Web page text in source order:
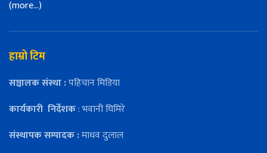
(more…)
हाम्रो टिम
सञ्चालक संस्था :पहिचान मिडिया
कार्यकारी निर्देशक: भवानी घिमिरे
संस्थापक सम्पादक :माधव दुलाल